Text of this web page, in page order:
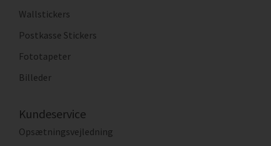
Wallstickers
Postkasse Stickers
Fototapeter
Billeder
Kundeservice
Opsætningsvejledning